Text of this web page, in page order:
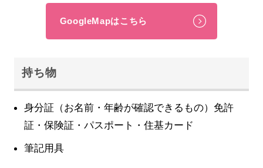
GoogleMapはこちら
持ち物
身分証（お名前・年齢が確認できるもの）免許
証・保険証・パスポート・住基カード
筆記用具